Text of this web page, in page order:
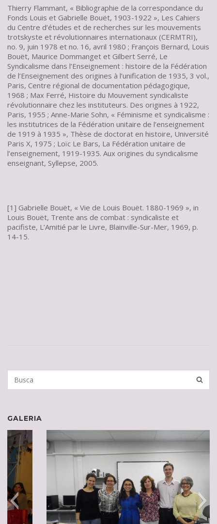
Thierry Flammant, « Bibliographie de la correspondance du
Fonds Louis et Gabrielle Bouët, 1903-1922 », Les Cahiers
du Centre d’études et de recherches sur les mouvements
trotskyste et révolutionnaires internationaux (CERMTRI),
no. 9, juin 1978 et no. 16, avril 1980 ; François Bernard, Louis
Bouët, Maurice Dommanget et Gilbert Serré, Le
Syndicalisme dans l’Enseignement : histoire de la Fédération
de l’Enseignement des origines à l’unification de 1935, 3 vol.,
Paris, Centre régional de documentation pédagogique,
1968 ; Max Ferré, Histoire du Mouvement syndicaliste
révolutionnaire chez les instituteurs. Des origines à 1922,
Paris, 1955 ; Anne-Marie Sohn, « Féminisme et syndicalisme :
les institutrices de la Fédération unitaire de l’enseignement
de 1919 à 1935 », Thèse de doctorat en histoire, Université
Paris X, 1975 ; Loïc Le Bars, La Fédération unitaire de
l’enseignement, 1919-1935. Aux origines du syndicalisme
enseignant, Syllepse, 2005.
[1] Gabrielle Bouët, « Vie de Louis Bouët. 1880-1969 », in
Louis Bouët, Trente ans de combat : syndicaliste et
pacifiste, L’Amitié par le Livre, Blainville-Sur-Mer, 1969, p.
14-15.
for:
BUSCA
GALERIA